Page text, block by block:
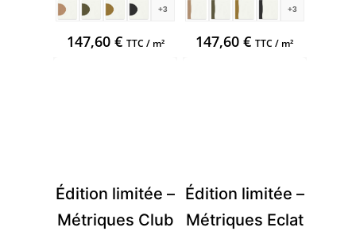
+3
147,60 € TTC / m²
+3
147,60€ TTC / m²
Édition limitée –
Métriques Club
Édition limitée –
Métriques Eclat